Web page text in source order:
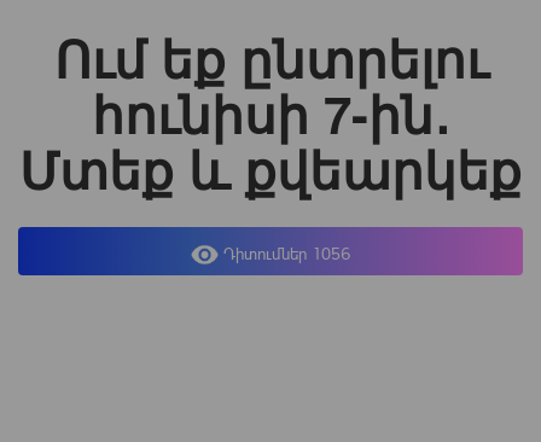
Ում եք ընտրելու
հունիսի 7-ին․
Մտեք և քվեարկեք
Դիտումներ 1056